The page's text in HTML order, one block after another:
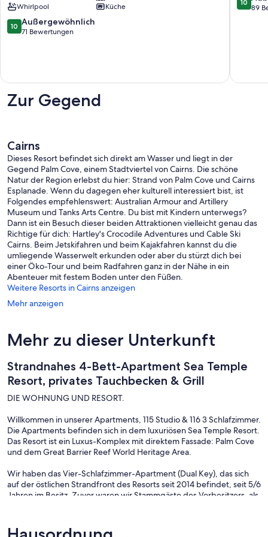
MIT
HERRLICHEM
MEERBLICK
Whirlpool
Küche
10.0
von
10 Außergewöhnlich
71 Bewertungen
Auto
von
10
89
Zur Gegend
Cairns
Dieses Resort befindet sich direkt am Wasser und liegt in der
Gegend Palm Cove, einem Stadtviertel von Cairns. Die schöne
Natur der Region erlebst du hier: Strand von Palm Cove und Cairns
Esplanade. Wenn du dagegen eher kulturell interessiert bist, ist
Folgendes empfehlenswert: Australian Armour and Artillery
Museum und Tanks Arts Centre. Du bist mit Kindern unterwegs?
Dann ist ein Besuch dieser beiden Attraktionen vielleicht genau das
Richtige für dich: Hartley's Crocodile Adventures und Cable Ski
Cairns. Beim Jetskifahren und beim Kajakfahren kannst du die
umliegende Wasserwelt erkunden oder aber du stürzt dich bei
einer Öko-Tour und beim Radfahren ganz in der Nähe in ein
Abenteuer mit festem Boden unter den Füßen.
Weitere Resorts in Cairns anzeigen
Mehr anzeigen
Mehr zu dieser Unterkunft
Strandnahes 4-Bett-Apartment Sea Temple
Resort, privates Tauchbecken & Grill
DIE WOHNUNG UND RESORT.
Willkommen in unserer Apartments, 115 Studio & 116 3 Schlafzimmer.
Die Apartments befinden sich in dem luxuriösen Sea Temple Resort.
Das Resort ist ein Luxus-Komplex mit direktem Fassade: Palm Cove
und dem Great Barrier Reef World Heritage Area.
Wir haben das Vier-Schlafzimmer-Apartment (Dual Key), das sich
auf der östlichen Strandfront des Resorts seit 2014 befindet, seit 5/6
Jahren im Besitz. Zuvor waren wir Stammgäste des Vorbesitzers, als
persönlichen und sicheren Service. Alle Buchungen werden